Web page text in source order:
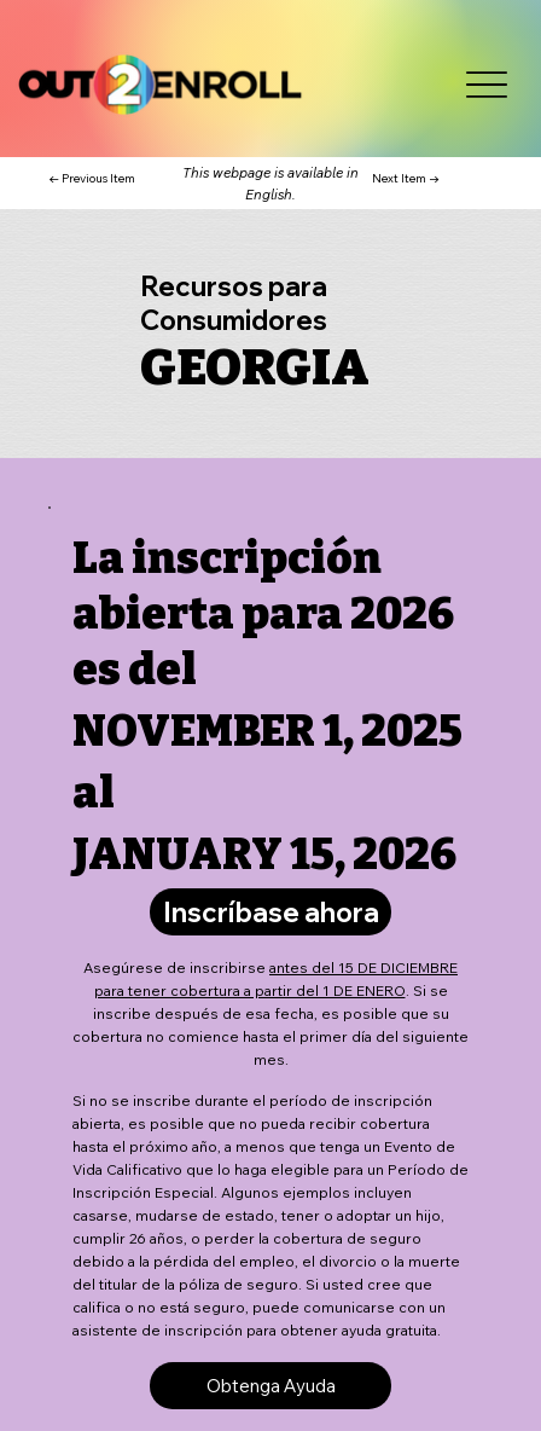
← Previous Item
This webpage is available in
English.
Next Item →
Recursos para
Consumidores
GEORGIA
La inscripción
abierta para 2026
es del
NOVEMBER 1, 2025
al
JANUARY 15, 2026
Inscríbase ahora
Asegúrese de inscribirse antes del 15 DE DICIEMBRE
para tener cobertura a partir del 1 DE ENERO. Si se
inscribe después de esa fecha, es posible que su
cobertura no comience hasta el primer día del siguiente
mes.
Si no se inscribe durante el período de inscripción
abierta, es posible que no pueda recibir cobertura
hasta el próximo año, a menos que tenga un Evento de
Vida Calificativo que lo haga elegible para un Período de
Inscripción Especial. Algunos ejemplos incluyen
casarse, mudarse de estado, tener o adoptar un hijo,
cumplir 26 años, o perder la cobertura de seguro
debido a la pérdida del empleo, el divorcio o la muerte
del titular de la póliza de seguro. Si usted cree que
califica o no está seguro, puede comunicarse con un
asistente de inscripción para obtener ayuda gratuita.
Obtenga Ayuda